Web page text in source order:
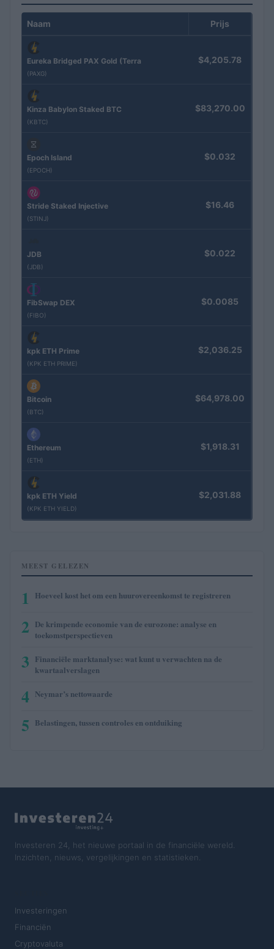
Naam Prijs
Eureka Bridged PAX Gold (Terra
(PAXG)
$4,205.78
Kinza Babylon Staked BTC
(KBTC)
$83,270.00
Epoch Island
(EPOCH)
$0.032
Stride Staked Injective
(STINJ)
$16.46
JDB
(JDB)
$0.022
FibSwap DEX
(FIBO)
$0.0085
kpk ETH Prime
(KPK ETH PRIME)
$2,036.25
Bitcoin
(BTC)
$64,978.00
Ethereum
(ETH)
$1,918.31
kpk ETH Yield
(KPK ETH YIELD)
$2,031.88
MEEST GELEZEN
1 Hoeveel kost het om een huurovereenkomst te registreren
2 De krimpende economie van de eurozone: analyse en
toekomstperspectieven
3 Financiële marktanalyse: wat kunt u verwachten na de
kwartaalverslagen
4 Neymar’s nettowaarde
5 Belastingen, tussen controles en ontduiking
Investeren 24, het nieuwe portaal in de financiële wereld.
Inzichten, nieuws, vergelijkingen en statistieken.
Investeringen
Financiën
Cryptovaluta